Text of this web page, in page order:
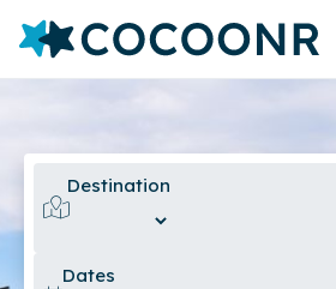
Destination
Dates